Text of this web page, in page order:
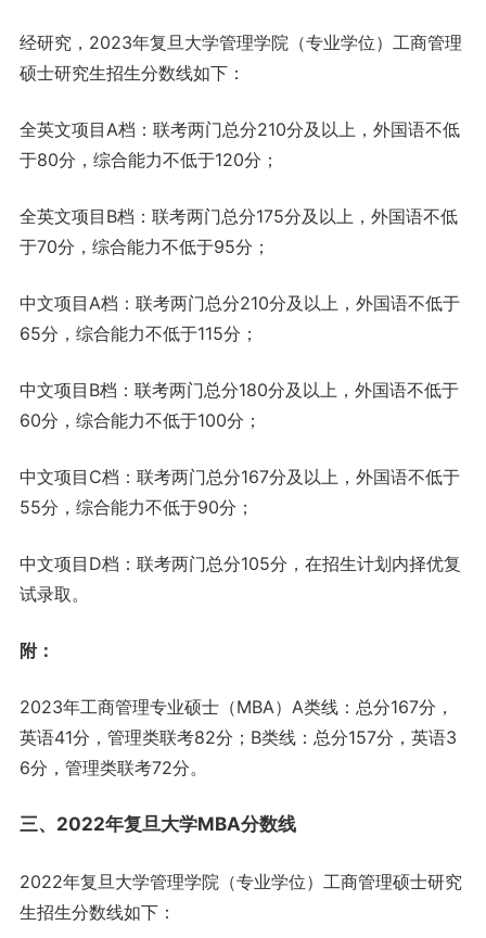
经研究，2023年复旦大学管理学院（专业学位）工商管理
硕士研究生招生分数线如下：
全英文项目A档：联考两门总分210分及以上，外国语不低
于80分，综合能力不低于120分；
全英文项目B档：联考两门总分175分及以上，外国语不低
于70分，综合能力不低于95分；
中文项目A档：联考两门总分210分及以上，外国语不低于
65分，综合能力不低于115分；
中文项目B档：联考两门总分180分及以上，外国语不低于
60分，综合能力不低于100分；
中文项目C档：联考两门总分167分及以上，外国语不低于
55分，综合能力不低于90分；
中文项目D档：联考两门总分105分，在招生计划内择优复
试录取。
附：
2023年工商管理专业硕士（MBA）A类线：总分167分，
英语41分，管理类联考82分；B类线：总分157分，英语3
6分，管理类联考72分。
三、2022年复旦大学MBA分数线
2022年复旦大学管理学院（专业学位）工商管理硕士研究
生招生分数线如下：